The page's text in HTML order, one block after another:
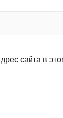
сайта в